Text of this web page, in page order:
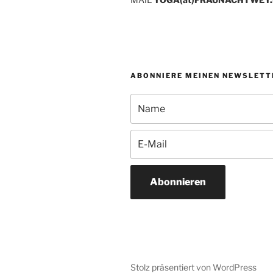
ABONNIERE MEINEN
Abonnieren
Stolz präsentiert von WordPress